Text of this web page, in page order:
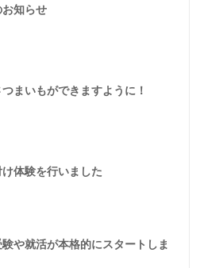
知らせ
まいもができますように！
体験を行いました
や就活が本格的にスタートしま